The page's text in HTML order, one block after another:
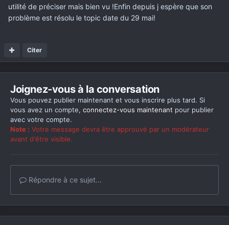
utilité de préciser mais bien vu !Enfin depuis j espère que son
problème est résolu le topic date du 29 mai!
Citer
Joignez-vous à la conversation
Vous pouvez publier maintenant et vous inscrire plus tard. Si
vous avez un compte, connectez-vous maintenant pour publier
avec votre compte.
Note : Votre message devra être approuvé par un modérateur
avant d'être visible.
Répondre à ce sujet...